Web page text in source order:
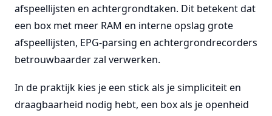
afspeellijsten en achtergrondtaken. Dit betekent dat
een box met meer RAM en interne opslag grote
afspeellijsten, EPG-parsing en achtergrondrecorders
betrouwbaarder zal verwerken.
In de praktijk kies je een stick als je simpliciteit en
draagbaarheid nodig hebt, een box als je openheid